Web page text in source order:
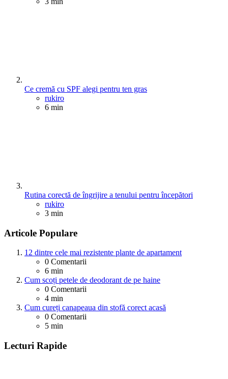
Ce cremă cu SPF alegi pentru ten gras
Posted
rukiro
6 min
Rutina corectă de îngrijire a tenului pentru începători
Posted
rukiro
3 min
Articole Populare
12 dintre cele mai rezistente plante de apartament
0 Comentarii
6 min
Cum scoți petele de deodorant de pe haine
0 Comentarii
4 min
Cum cureți canapeaua din stofă corect acasă
0 Comentarii
5 min
Lecturi Rapide